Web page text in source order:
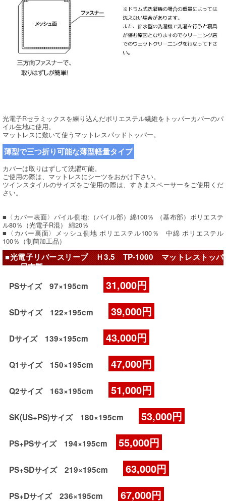
光電子Rセラミックスを練り込んだポリエステル繊維をトッパーカバーのパ
イル生地に使用。
マットレスに敷いて使うマットレスパッドトッパー。
薄型で三つ折り可能な薄型軽量タイプ
カバーは取りはずして洗濯可能。
ご使用の際は、マットレスにシーツをおかけ下さい。
ツインスタイルのサイズをご使用の際は、すきまスペーサーをご使用くだ
さい。
■〈カバー表面〉パイル側地:（パイル部）綿100％ （基布部）ポリエステ
ル80％（光電子R混） 綿20％
■〈カバー裏面〉メッシュ側地 ポリエステル100％ 中綿 ポリエステル
100％（制菌加工品）
■光電子リバースリープ Ｈ3.5 TP-1000 マットレストッパ
ー 日本製
PSサイズ 97×195cm
31,000円
SDサイズ 122×195cm 39,000円
Dサイズ 139×195cm 43,000円
Q1サイズ 150×195cm 47,000円
Q2サイズ 163×195cm 51,000円
SK(US+PS)サイズ 180×195cm 53,000円
PS+PSサイズ 194×195cm 55,000円
PS+SDサイズ 219×195cm 63,000円
PS+Dサイズ 236×195cm 67,000円